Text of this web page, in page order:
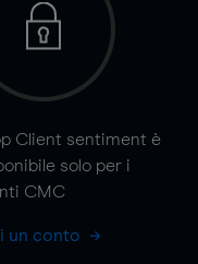
Client sentiment è
solo per i
CMC
un conto